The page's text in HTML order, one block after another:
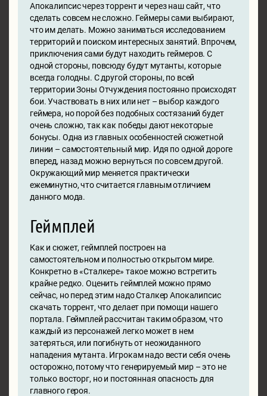
Апокалипсис через торрент и через наш сайт, что
сделать совсем не сложно. Геймеры сами выбирают,
что им делать. Можно заниматься исследованием
территорий и поиском интересных занятий. Впрочем,
приключения сами будут находить геймеров. С
одной стороны, повсюду будут мутанты, которые
всегда голодны. С другой стороны, по всей
территории Зоны Отчуждения постоянно происходят
бои. Участвовать в них или нет – выбор каждого
геймера, но порой без подобных состязаний будет
очень сложно, так как победы дают некоторые
бонусы. Одна из главных особенностей сюжетной
линии – самостоятельный мир. Идя по одной дороге
вперед, назад можно вернуться по совсем другой.
Окружающий мир меняется практически
ежеминутно, что считается главным отличием
данного мода.
Геймплей
Как и сюжет, геймплей построен на
самостоятельном и полностью открытом мире.
Конкретно в «Сталкере» такое можно встретить
крайне редко. Оценить геймплей можно прямо
сейчас, но перед этим надо Сталкер Апокалипсис
скачать торрент, что делает при помощи нашего
портала. Геймплей рассчитан таким образом, что
каждый из персонажей легко может в нем
затеряться, или погибнуть от неожиданного
нападения мутанта. Игрокам надо вести себя очень
осторожно, потому что генерируемый мир – это не
только восторг, но и постоянная опасность для
главного героя.